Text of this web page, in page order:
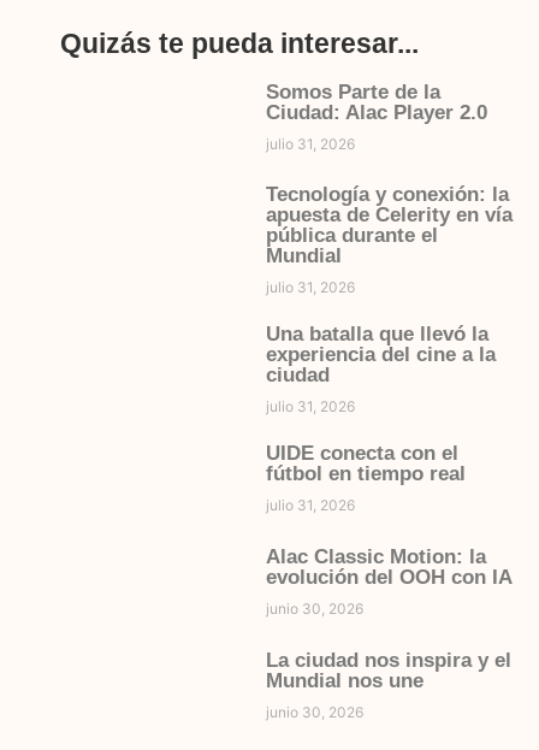
Quizás te pueda interesar...
Somos Parte de la
Ciudad: Alac Player 2.0
julio 31, 2026
Tecnología y conexión: la
apuesta de Celerity en vía
pública durante el
Mundial
julio 31, 2026
Una batalla que llevó la
experiencia del cine a la
ciudad
julio 31, 2026
UIDE conecta con el
fútbol en tiempo real
julio 31, 2026
Alac Classic Motion: la
evolución del OOH con IA
junio 30, 2026
La ciudad nos inspira y el
Mundial nos une
junio 30, 2026